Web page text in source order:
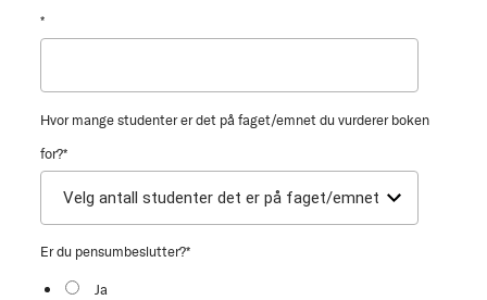
*
Hvor mange studenter er det på faget/emnet du vurderer boken
for?*
Er du pensumbeslutter?*
Ja